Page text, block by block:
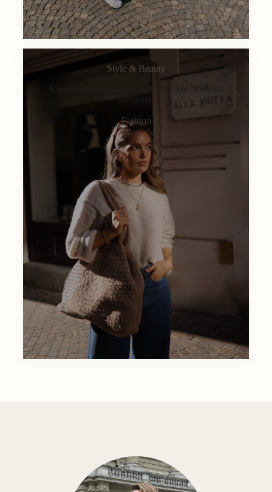
Style & Beauty
Klassisch, alltagstauglich, immer ein bisschen
Italianità.
Fashion